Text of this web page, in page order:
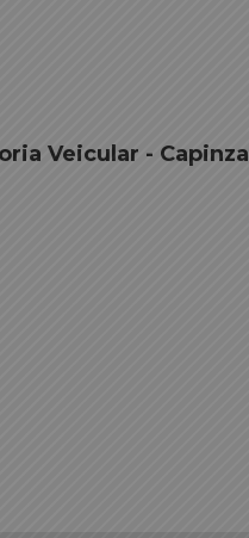
Veicular - Capinzal